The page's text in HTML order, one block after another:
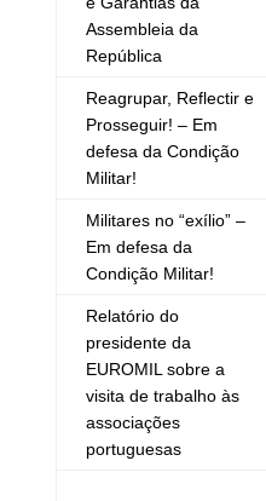
Assembleia da
República
Reagrupar, Reflectir e
Prosseguir! – Em
defesa da Condição
Militar!
Militares no “exílio” –
Em defesa da
Condição Militar!
Relatório do
presidente da
EUROMIL sobre a
visita de trabalho às
associações
portuguesas